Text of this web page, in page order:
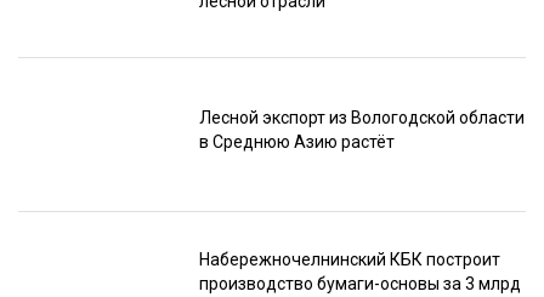
Лесной экспорт из Вологодской области
в Среднюю Азию растёт
Набережночелнинский КБК построит
производство бумаги-основы за 3 млрд